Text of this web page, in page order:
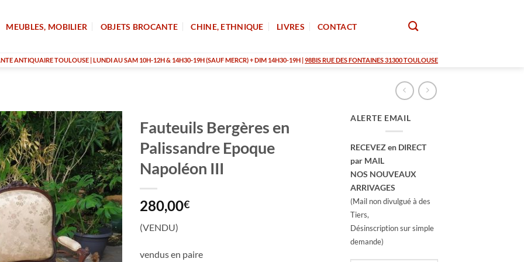
MEUBLES, MOBILIER OBJETS BROCANTE CHINE, ETHNIQUE LIVRES CONTACT
ANTIQUAIRE TOULOUSE | LUNDI AU SAM 10H-12H & 14H30-19H (SAUF MERCR) + DIM 14H30-19H |98BIS RUE DES FONTAINES 31300 TOULOUSE
Fauteuils Bergères en
Palissandre Epoque
Napoléon III
280,00€
(VENDU)
vendus en paire
ALERTE EMAIL
RECEVEZ en DIRECT
par MAIL
NOS NOUVEAUX
ARRIVAGES
(Mail non divulgué à des
Tiers,
Désinscription sur simple
demande)